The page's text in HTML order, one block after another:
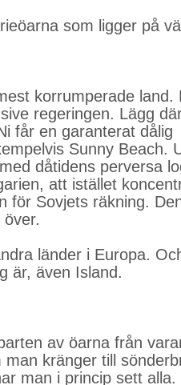
som ligger på
korrumperade land.
regeringen. Lägg
får en garanterat dålig
Sunny Beach.
dåtidens perversa
att istället
för Sovjets räkning.
länder i Europa.
är, även Island.
av öarna från
man kränger till
man i princip sett